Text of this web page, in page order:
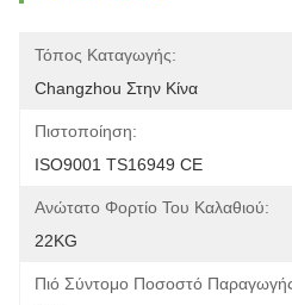
Τόπος Καταγωγής:
Changzhou Στην Κίνα
Πιστοποίηση:
ISO9001 TS16949 CE
Ανώτατο Φορτίο Του Καλαθιού:
22KG
Πιό Σύντομο Ποσοστό